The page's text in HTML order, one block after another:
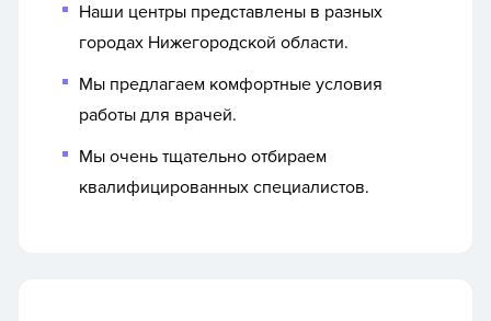
Наши центры представлены в разных
городах Нижегородской области.
Мы предлагаем комфортные условия
работы для врачей.
Мы очень тщательно отбираем
квалифицированных специалистов.